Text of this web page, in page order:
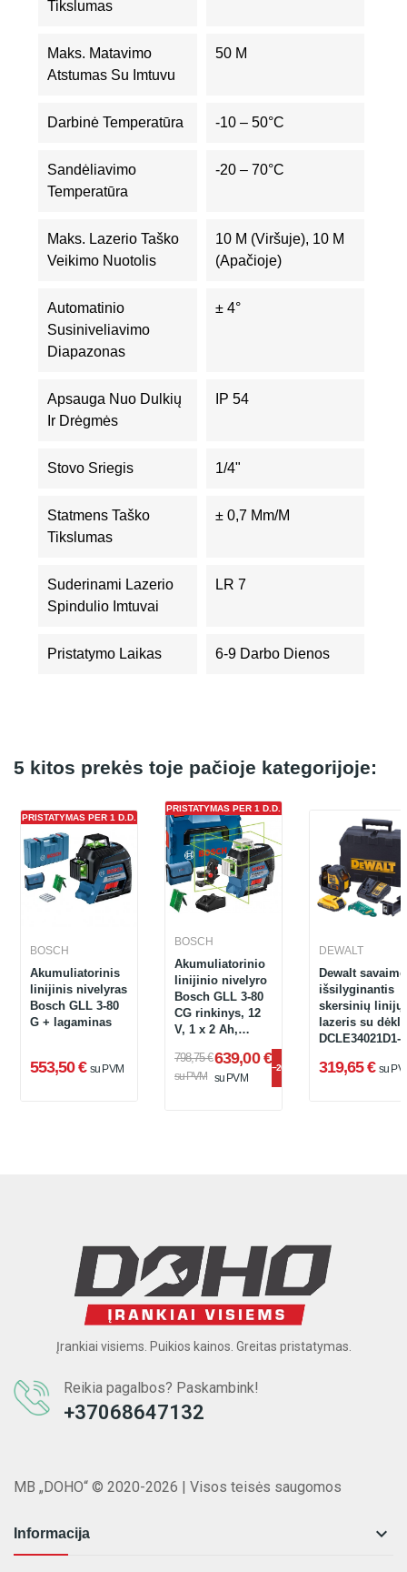
Tikslumas
Maks. Matavimo
Atstumas Su Imtuvu
50 M
Darbinė Temperatūra -10 – 50°C
Sandėliavimo
Temperatūra
-20 – 70°C
Maks. Lazerio Taško
Veikimo Nuotolis
10 M (viršuje), 10 M
(apačioje)
Automatinio
Susiniveliavimo
Diapazonas
± 4°
Apsauga Nuo Dulkių
Ir Drėgmės
IP 54
Stovo Sriegis 1/4"
Statmens Taško
Tikslumas
± 0,7 Mm/m
Suderinami Lazerio
Spindulio Imtuvai
LR 7
Pristatymo Laikas 6-9 Darbo Dienos
5 kitos prekės toje pačioje kategorijoje:
PRISTATYMAS PER 1 D.D.
BOSCH
Akumuliatorinis
linijinis nivelyras
Bosch GLL 3-80
G + lagaminas
553,50 € su PVM
PRISTATYMAS PER 1 D.D.
BOSCH
Akumuliatorinio
linijinio nivelyro
Bosch GLL 3-80
CG rinkinys, 12
V, 1 x 2 Ah,
lagaminas +
priedai
798,75 €
su PVM
639,00 €
su PVM
−20%
DEWALT
Dewalt savaime
išsilyginantis
skersinių linijų
lazeris su
DCLE34021D1-
319,65 € su
Įrankiai visiems. Puikios kainos. Greitas pristatymas.
Reikia pagalbos? Paskambink!
+37068647132
MB „DOHO“ © 2020-2026 | Visos teisės saugomos
Informacija 